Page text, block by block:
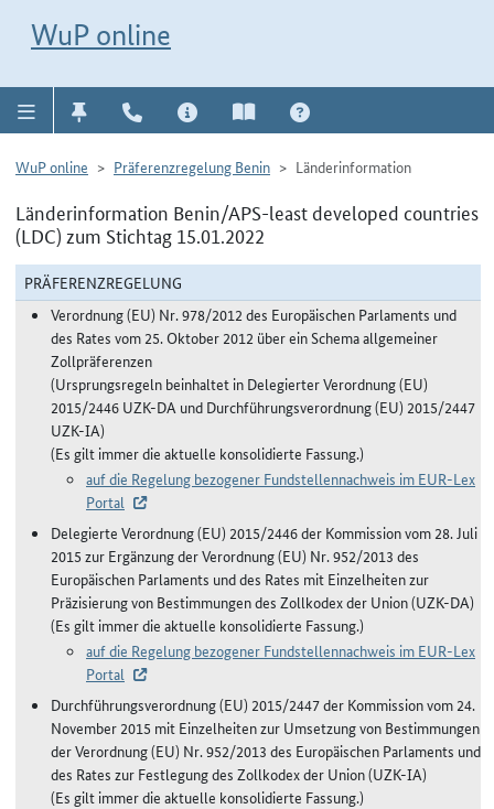
WuP online
WuP online Präferenzregelung Benin Länderinformation
Länderinformation Benin/APS-least developed countries
(LDC) zum Stichtag 15.01.2022
PRÄFERENZREGELUNG
Verordnung (EU) Nr. 978/2012 des Europäischen Parlaments und
des Rates vom 25. Oktober 2012 über ein Schema allgemeiner
Zollpräferenzen
(Ursprungsregeln beinhaltet in Delegierter Verordnung (EU)
2015/2446 UZK-DA und Durchführungsverordnung (EU) 2015/2447
UZK-IA)
(Es gilt immer die aktuelle konsolidierte Fassung.)
auf die Regelung bezogener Fundstellennachweis im EUR-Lex
Portal
Delegierte Verordnung (EU) 2015/2446 der Kommission vom 28. Juli
2015 zur Ergänzung der Verordnung (EU) Nr. 952/2013 des
Europäischen Parlaments und des Rates mit Einzelheiten zur
Präzisierung von Bestimmungen des Zollkodex der Union (UZK-DA)
(Es gilt immer die aktuelle konsolidierte Fassung.)
auf die Regelung bezogener Fundstellennachweis im EUR-Lex
Portal
Durchführungsverordnung (EU) 2015/2447 der Kommission vom 24.
November 2015 mit Einzelheiten zur Umsetzung von Bestimmungen
der Verordnung (EU) Nr. 952/2013 des Europäischen Parlaments und
des Rates zur Festlegung des Zollkodex der Union (UZK-IA)
(Es gilt immer die aktuelle konsolidierte Fassung.)